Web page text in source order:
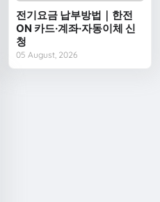
전기요금 납부방법｜한전
ON 카드·계좌·자동이체 신
청
05 August, 2026